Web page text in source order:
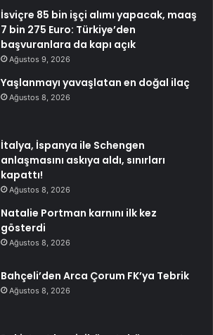
İsviçre 85 bin işçi alımı yapacak, maaş
7 bin 275 Euro: Türkiye’den
başvuranlara da kapı açık
Ağustos 9, 2026
Yaşlanmayı yavaşlatan en doğal ilaç
Ağustos 8, 2026
İtalya, İspanya ile Schengen
anlaşmasını askıya aldı, sınırları
kapattı!
Ağustos 8, 2026
Natalie Portman karnını ilk kez
gösterdi
Ağustos 8, 2026
Bahçeli’den Arca Çorum FK’ya Tebrik
Ağustos 8, 2026